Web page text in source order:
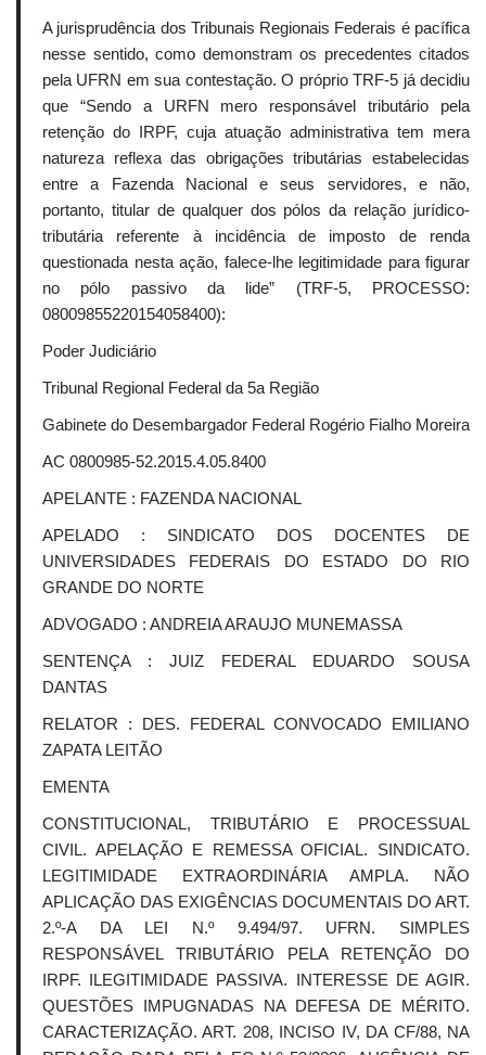
A jurisprudência dos Tribunais Regionais Federais é pacífica
nesse sentido, como demonstram os precedentes citados
pela UFRN em sua contestação. O próprio TRF-5 já decidiu
que “Sendo a URFN mero responsável tributário pela
retenção do IRPF, cuja atuação administrativa tem mera
natureza reflexa das obrigações tributárias estabelecidas
entre a Fazenda Nacional e seus servidores, e não,
portanto, titular de qualquer dos pólos da relação jurídico-
tributária referente à incidência de imposto de renda
questionada nesta ação, falece-lhe legitimidade para figurar
no pólo passivo da lide” (TRF-5, PROCESSO:
08009855220154058400):
Poder Judiciário
Tribunal Regional Federal da 5a Região
Gabinete do Desembargador Federal Rogério Fialho Moreira
AC 0800985-52.2015.4.05.8400
APELANTE : FAZENDA NACIONAL
APELADO : SINDICATO DOS DOCENTES DE
UNIVERSIDADES FEDERAIS DO ESTADO DO RIO
GRANDE DO NORTE
ADVOGADO : ANDREIA ARAUJO MUNEMASSA
SENTENÇA : JUIZ FEDERAL EDUARDO SOUSA
DANTAS
RELATOR : DES. FEDERAL CONVOCADO EMILIANO
ZAPATA LEITÃO
EMENTA
CONSTITUCIONAL, TRIBUTÁRIO E PROCESSUAL
CIVIL. APELAÇÃO E REMESSA OFICIAL. SINDICATO.
LEGITIMIDADE EXTRAORDINÁRIA AMPLA. NÃO
APLICAÇÃO DAS EXIGÊNCIAS DOCUMENTAIS DO ART.
2.º-A DA LEI N.º 9.494/97. UFRN. SIMPLES
RESPONSÁVEL TRIBUTÁRIO PELA RETENÇÃO DO
IRPF. ILEGITIMIDADE PASSIVA. INTERESSE DE AGIR.
QUESTÕES IMPUGNADAS NA DEFESA DE MÉRITO.
CARACTERIZAÇÃO. ART. 208, INCISO IV, DA CF/88, NA